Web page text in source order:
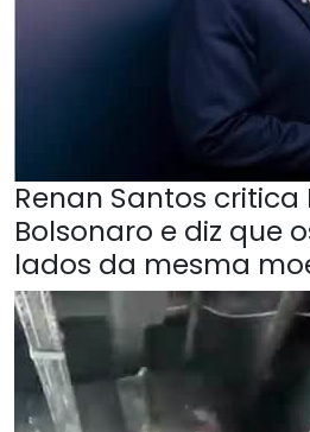
Renan Santos critica
Bolsonaro e diz que
lados da mesma